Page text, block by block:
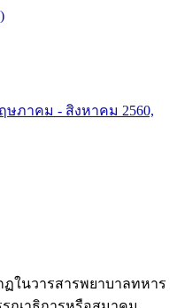
ฤษภาคม - สิงหาคม 2560,
ในวารสารพยาบาลทหาร